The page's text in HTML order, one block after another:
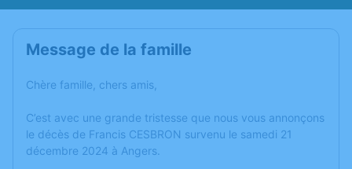
Message de la famille
Chère famille, chers amis,
C’est avec une grande tristesse que nous vous annonçons
le décès de Francis CESBRON survenu le samedi 21
décembre 2024 à Angers.